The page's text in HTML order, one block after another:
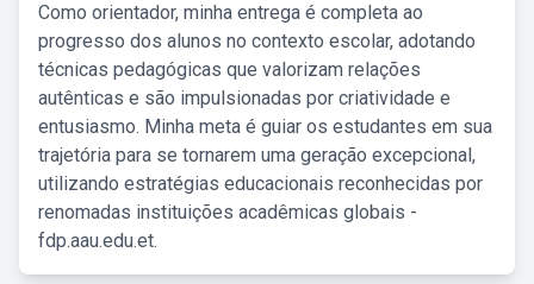
Como orientador, minha entrega é completa ao
progresso dos alunos no contexto escolar, adotando
técnicas pedagógicas que valorizam relações
autênticas e são impulsionadas por criatividade e
entusiasmo. Minha meta é guiar os estudantes em sua
trajetória para se tornarem uma geração excepcional,
utilizando estratégias educacionais reconhecidas por
renomadas instituições acadêmicas globais -
fdp.aau.edu.et.